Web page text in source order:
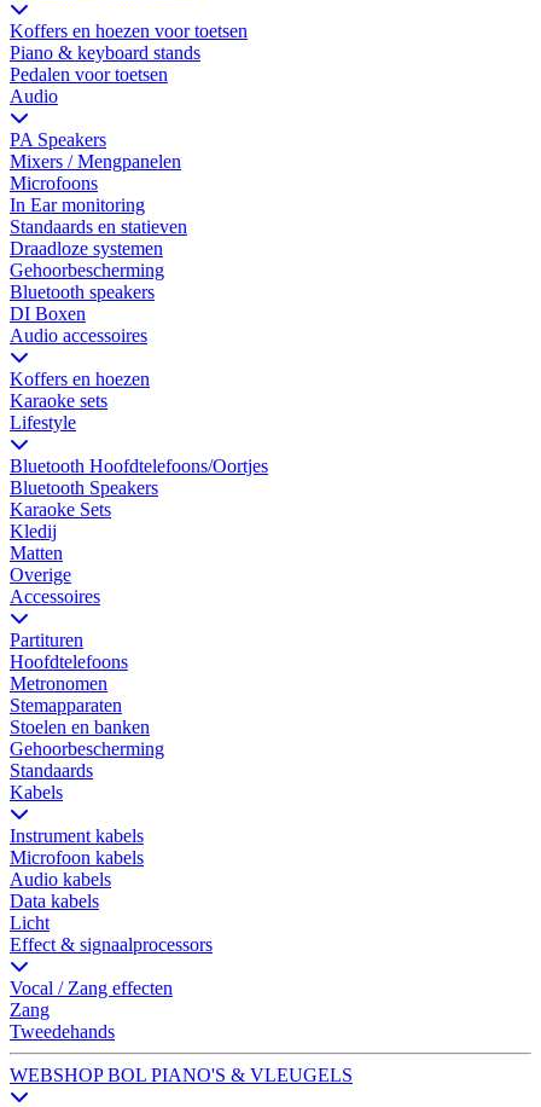
Koffers en hoezen voor toetsen
Piano & keyboard stands
Pedalen voor toetsen
Audio
PA Speakers
Mixers / Mengpanelen
Microfoons
In Ear monitoring
Standaards en statieven
Draadloze systemen
Gehoorbescherming
Bluetooth speakers
DI Boxen
Audio accessoires
Koffers en hoezen
Karaoke sets
Lifestyle
Bluetooth Hoofdtelefoons/Oortjes
Bluetooth Speakers
Karaoke Sets
Kledij
Matten
Overige
Accessoires
Partituren
Hoofdtelefoons
Metronomen
Stemapparaten
Stoelen en banken
Gehoorbescherming
Standaards
Kabels
Instrument kabels
Microfoon kabels
Audio kabels
Data kabels
Licht
Effect & signaalprocessors
Vocal / Zang effecten
Zang
Tweedehands
WEBSHOP BOL PIANO'S & VLEUGELS